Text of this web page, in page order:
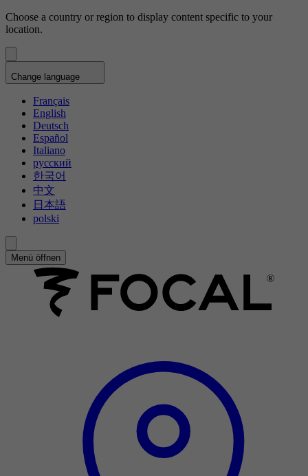
Choose a country or region to display content specific to your
location.
Change language
Français
English
Deutsch
Español
Italiano
русский
한국어
中文
日本語
polski
Menü öffnen